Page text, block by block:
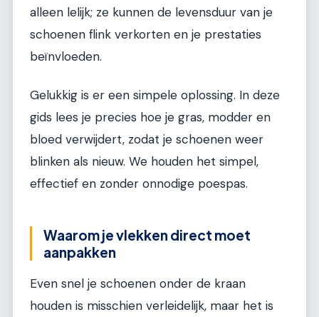
alleen lelijk; ze kunnen de levensduur van je
schoenen flink verkorten en je prestaties
beïnvloeden.
Gelukkig is er een simpele oplossing. In deze
gids lees je precies hoe je gras, modder en
bloed verwijdert, zodat je schoenen weer
blinken als nieuw. We houden het simpel,
effectief en zonder onnodige poespas.
Waarom je vlekken direct moet
aanpakken
Even snel je schoenen onder de kraan
houden is misschien verleidelijk, maar het is